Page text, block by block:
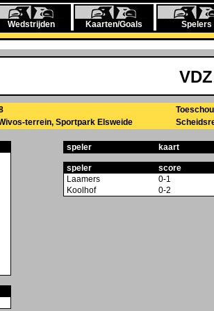
Wedstrijden Kaarten/Goals Spelers
VDZ
terrein, Sportpark Elsweide
speler kaart
speler
score
Laamers
0-1
Koolhof
0-2